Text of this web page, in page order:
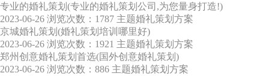
专业的婚礼策划(专业的婚礼策划公司,为您量身打造!)
2023-06-26 浏览次数：1787 主题婚礼策划方案
京城婚礼策划(婚礼策划培训哪里好)
2023-06-26 浏览次数：1921 主题婚礼策划方案
郑州创意婚礼策划首选(国外创意婚礼策划)
2023-06-26 浏览次数：886 主题婚礼策划方案